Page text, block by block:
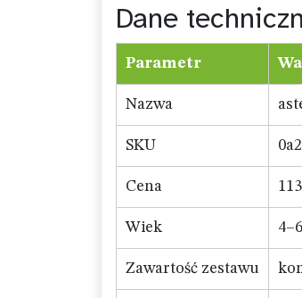
Dane
Parametr
Nazwa
SKU
Cena
Wiek
Zawartość zestawu